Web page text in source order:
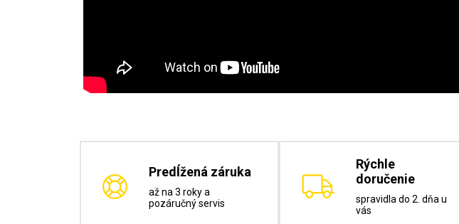
Predĺžená záruka
až na 3 roky a
pozáručný servis
Rýchle
doručenie
spravidla do 2. dňa u
vás